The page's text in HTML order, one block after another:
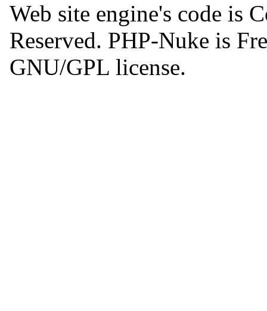
Web site engine's code is
Reserved. PHP-Nuke is
GNU/GPL license.